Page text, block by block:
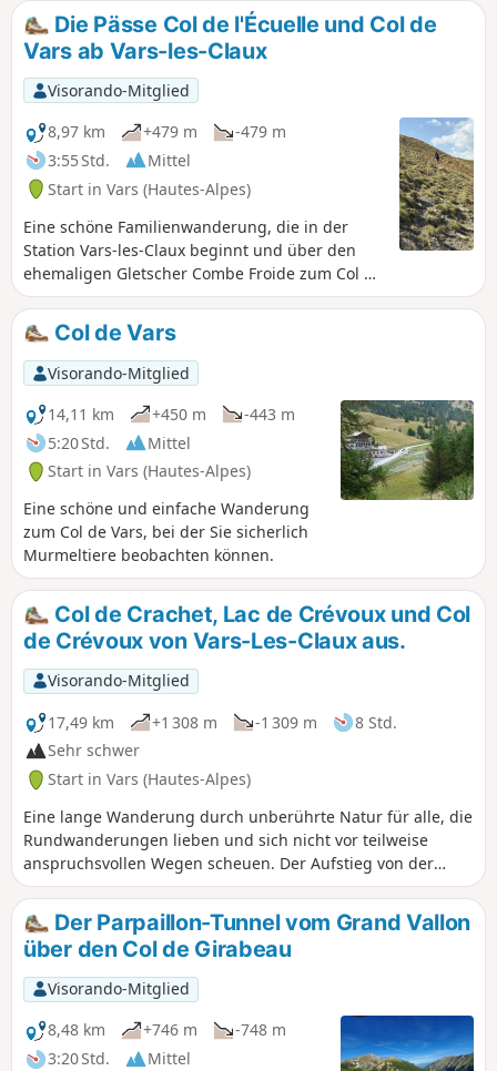
Die Pässe Col de l'Écuelle und Col de
Vars ab Vars-les-Claux
Visorando-Mitglied
8,97 km
+479 m
-479 m
3:55 Std.
Mittel
Start in Vars (Hautes-Alpes)
Eine schöne Familienwanderung, die in der
Station Vars-les-Claux beginnt und über den
ehemaligen Gletscher Combe Froide zum Col de
l'Écuelle und dann zum sehr touristischen Col
de Vars führt. Es gibt zahlreiche Varianten
dieser Wanderung, ich schlage Ihnen die
wildeste Route vor, um die von Menschenhand
geschaffenen Anlagen in den Bergen zu
vermeiden.
Col de Vars
Visorando-Mitglied
14,11 km
+450 m
-443 m
5:20 Std.
Mittel
Start in Vars (Hautes-Alpes)
Eine schöne und einfache Wanderung
zum Col de Vars, bei der Sie sicherlich
Murmeltiere beobachten können.
Col de Crachet, Lac de Crévoux und Col
de Crévoux von Vars-Les-Claux aus.
Visorando-Mitglied
17,49 km
+1 308 m -1 309 m
8 Std.
Sehr schwer
Start in Vars (Hautes-Alpes)
Eine lange Wanderung durch unberührte Natur für alle, die
Rundwanderungen lieben und sich nicht vor teilweise
anspruchsvollen Wegen scheuen. Der Aufstieg von der
Crachet-Hütte zum Col de Crévoux (oder Col de Jaffeuil)
erfolgt nämlich über einen oft schrägen Pfad, auf dem man
trittsicher sein muss (siehe Abschnitt „Praktische
Informationen“). Aber es ist sehr naturbelassen! Man kann
diese Rundwanderung abkürzen, indem man mit dem
Shuttlebus zum Col de Vars hinauffährt und auf dem
Rückweg (wenn möglich) einen Sessellift nimmt, um zum
Skigebiet zurückzukehren.
Der Parpaillon-Tunnel vom Grand Vallon
über den Col de Girabeau
Visorando-Mitglied
8,48 km
+746 m
-748 m
3:20 Std.
Mittel